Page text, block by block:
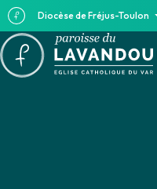
Diocèse de Fréjus-Toulon